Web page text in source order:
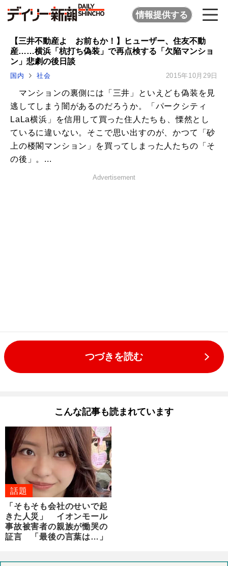
情報提供する
【三井不動産よ お前もか！】ヒューザー、住友不動
産……横浜「杭打ち偽装」で再点検する「欠陥マンショ
ン」悲劇の後日談
国内 社会 2015年10月29日
マンションの裏側には「三井」といえども偽装を見
逃してしまう闇があるのだろうか。「パークシティ
LaLa横浜」を信用して買った住人たちも、慄然とし
ているに違いない。そこで思い出すのが、かつて「砂
上の楼閣マンション」を買ってしまった人たちの「そ
の後」。...
Advertisement
つづきを読む
こんな記事も読まれています
話題
「そもそも会社のせいで起
きた人災」 イオンモール
事故被害者の親族が慟哭の
証言 「最後の言葉は…」